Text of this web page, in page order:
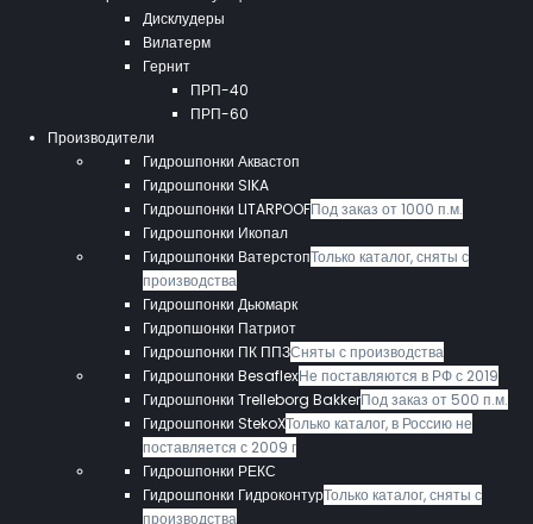
Дисклудеры
Вилатерм
Гернит
ПРП-40
ПРП-60
Производители
Гидрошпонки Аквастоп
Гидрошпонки SIKA
Гидрошпонки LITARPOOFПод заказ от 1000 п.м.
Гидрошпонки Икопал
Гидрошпонки ВатерстопТолько каталог, сняты с
производства
Гидрошпонки Дьюмарк
Гидропшонки Патриот
Гидрошпонки ПК ППЗСняты с производства
Гидрошпонки BesaflexНе поставляются в РФ с 2019
Гидрошпонки Trelleborg BakkerПод заказ от 500 п.м.
Гидрошпонки StekoXТолько каталог, в Россию не
поставляется с 2009 г
Гидрошпонки РЕКС
Гидрошпонки ГидроконтурТолько каталог, сняты с
производства